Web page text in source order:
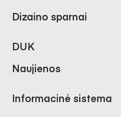
Dizaino sparnai
DUK
Naujienos
Informacinė sistema